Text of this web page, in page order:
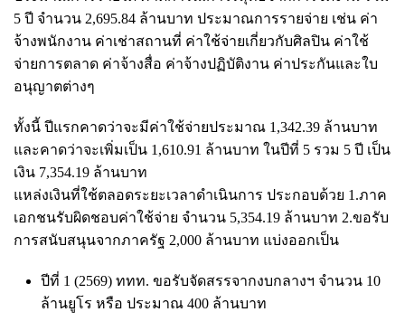
5 ปี จำนวน 2,695.84 ล้านบาท ประมาณการรายจ่าย เช่น ค่า
จ้างพนักงาน ค่าเช่าสถานที่ ค่าใช้จ่ายเกี่ยวกับศิลปิน ค่าใช้
จ่ายการตลาด ค่าจ้างสื่อ ค่าจ้างปฏิบัติงาน ค่าประกันและใบ
อนุญาตต่างๆ
ทั้งนี้ ปีแรกคาดว่าจะมีค่าใช้จ่ายประมาณ 1,342.39 ล้านบาท
และคาดว่าจะเพิ่มเป็น 1,610.91 ล้านบาท ในปีที่ 5 รวม 5 ปี เป็น
เงิน 7,354.19 ล้านบาท
แหล่งเงินที่ใช้ตลอดระยะเวลาดำเนินการ ประกอบด้วย 1.ภาค
เอกชนรับผิดชอบค่าใช้จ่าย จำนวน 5,354.19 ล้านบาท 2.ขอรับ
การสนับสนุนจากภาครัฐ 2,000 ล้านบาท แบ่งออกเป็น
ปีที่ 1 (2569) ททท. ขอรับจัดสรรจากงบกลางฯ จำนวน 10
ล้านยูโร หรือ ประมาณ 400 ล้านบาท